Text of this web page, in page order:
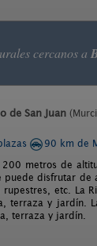
cercanos a
de San Juan
90 km de
200 metros de
puede disfrutar
etc. La
terraza y jardín.
terraza y jardín.